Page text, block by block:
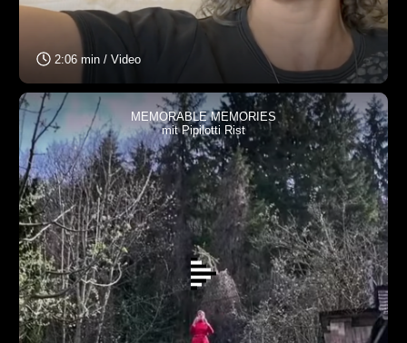
2:06 min / Video
MEMORABLE MEMORIES
mit Pipilotti Rist